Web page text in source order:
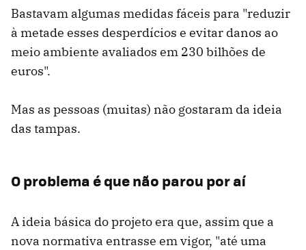
Bastavam algumas medidas fáceis para "reduzir
à metade esses desperdícios e evitar danos ao
meio ambiente avaliados em 230 bilhões de
euros".
Mas as pessoas (muitas) não gostaram da ideia
das tampas.
O problema é que não parou por aí
A ideia básica do projeto era que, assim que a
nova normativa entrasse em vigor, "até uma